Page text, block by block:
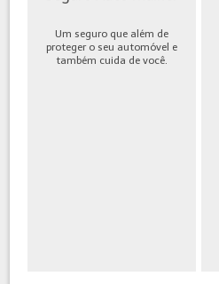
Um seguro que além de
proteger o seu automóvel e
também cuida de você.